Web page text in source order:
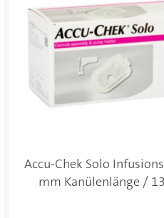
Accu-Chek Solo
mm Kanülenlänge /